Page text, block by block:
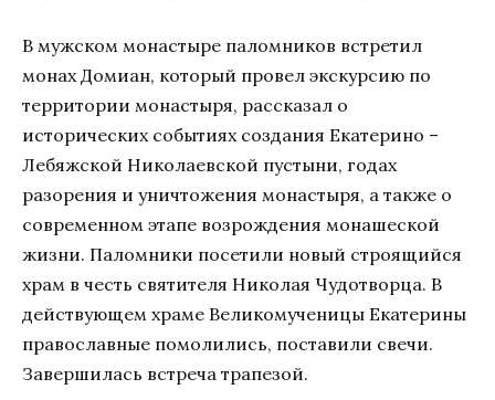
В мужском монастыре паломников встретил
монах Домиан, который провел экскурсию по
территории монастыря, рассказал о
исторических событиях создания Екатерино –
Лебяжской Николаевской пустыни, годах
разорения и уничтожения монастыря, а также о
современном этапе возрождения монашеской
жизни. Паломники посетили новый строящийся
храм в честь святителя Николая Чудотворца. В
действующем храме Великомученицы Екатерины
православные помолились, поставили свечи.
Завершилась встреча трапезой.